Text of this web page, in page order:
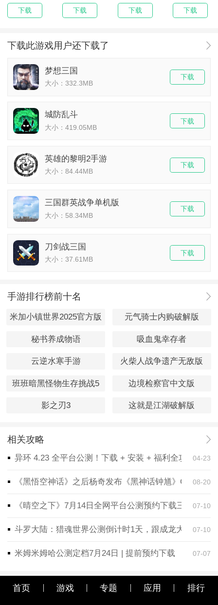
下载 下载 下载 下载
下载此游戏用户还下载了
梦想三国
大小：332.3MB
下载
城防乱斗
大小：419.05MB
下载
英雄的黎明2手游
大小：84.44MB
下载
三国群英战争单机版
大小：58.34MB
下载
刀剑战三国
大小：37.61MB
下载
手游排行榜前十名
米加小镇世界2025官方版 元气骑士内购破解版
秘书养成物语 吸血鬼幸存者
云逆水寒手游 火柴人战争遗产无敌版
班班暗黑怪物生存挑战5 边境检察官中文版
影之刃3 这就是江湖破解版
相关攻略
异环 4.23 全平台公测！下载 + 安装 + 福利全攻略，一
04-23
《黑悟空神话》之后杨奇发布《黑神话钟馗》CG！预
08-20
《晴空之下》7月14日全网平台公测预约下载三端同步
07-10
斗罗大陆：猎魂世界公测倒计时1天，跟成龙大哥一起
07-10
米姆米姆哈公测定档7月24日 | 提前预约下载 07-07
首页 游戏 专题 应用 排行